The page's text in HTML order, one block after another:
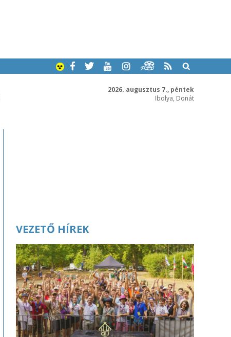
2026. augusztus 7., péntek
Ibolya, Donát
VEZETŐ HÍREK